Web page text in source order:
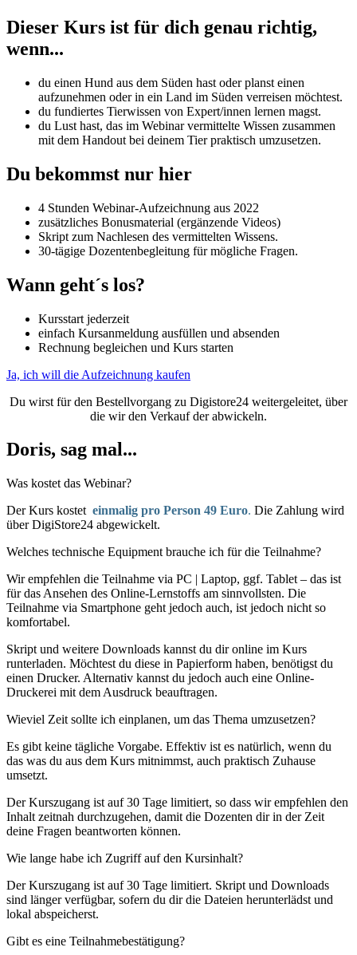
Dieser Kurs ist für dich genau richtig,
wenn...
du einen Hund aus dem Süden hast oder planst einen
aufzunehmen oder in ein Land im Süden verreisen möchtest.
du fundiertes Tierwissen von Expert/innen lernen magst.
du Lust hast, das im Webinar vermittelte Wissen zusammen
mit dem Handout bei deinem Tier praktisch umzusetzen.
Du bekommst nur hier
4 Stunden Webinar-Aufzeichnung aus 2022
zusätzliches Bonusmaterial (ergänzende Videos)
Skript zum Nachlesen des vermittelten Wissens.
30-tägige Dozentenbegleitung für mögliche Fragen.
Wann geht´s los?
Kursstart jederzeit
einfach Kursanmeldung ausfüllen und absenden
Rechnung begleichen und Kurs starten
Ja, ich will die Aufzeichnung kaufen
Du wirst für den Bestellvorgang zu Digistore24 weitergeleitet, über
die wir den Verkauf der abwickeln.
Doris, sag mal...
Was kostet das Webinar?
Der Kurs kostet einmalig pro Person 49 Euro. Die Zahlung wird
über DigiStore24 abgewickelt.
Welches technische Equipment brauche ich für die Teilnahme?
Wir empfehlen die Teilnahme via PC | Laptop, ggf. Tablet – das ist
für das Ansehen des Online-Lernstoffs am sinnvollsten. Die
Teilnahme via Smartphone geht jedoch auch, ist jedoch nicht so
komfortabel.
Skript und weitere Downloads kannst du dir online im Kurs
runterladen. Möchtest du diese in Papierform haben, benötigst du
einen Drucker. Alternativ kannst du jedoch auch eine Online-
Druckerei mit dem Ausdruck beauftragen.
Wieviel Zeit sollte ich einplanen, um das Thema umzusetzen?
Es gibt keine tägliche Vorgabe. Effektiv ist es natürlich, wenn du
das was du aus dem Kurs mitnimmst, auch praktisch Zuhause
umsetzt.
Der Kurszugang ist auf 30 Tage limitiert, so dass wir empfehlen den
Inhalt zeitnah durchzugehen, damit die Dozenten dir in der Zeit
deine Fragen beantworten können.
Wie lange habe ich Zugriff auf den Kursinhalt?
Der Kurszugang ist auf 30 Tage limitiert. Skript und Downloads
sind länger verfügbar, sofern du dir die Dateien herunterlädst und
lokal abspeicherst.
Gibt es eine Teilnahmebestätigung?